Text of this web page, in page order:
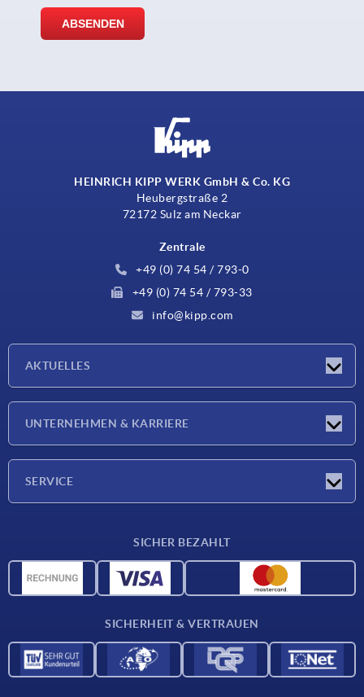
HEINRICH KIPP WERK GmbH & Co. KG
Heubergstraße 2
72172 Sulz am Neckar
Zentrale
+49 (0) 74 54 / 793-0
+49 (0) 74 54 / 793-33
info@kipp.com
AKTUELLES
Presseberichte
UNTERNEHMEN & KARRIERE
SERVICE
Werkstoffübersicht
SICHER BEZAHLT
SICHERHEIT & VERTRAUEN